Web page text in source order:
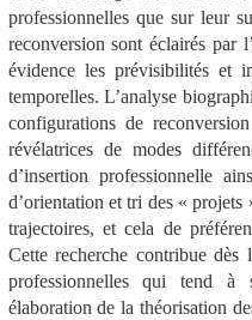
professionnelles que sur leur
reconversion sont éclairés par
évidence les prévisibilités et
temporelles. L’analyse
configurations de
révélatrices de modes
d’insertion professionnelle
d’orientation et tri des «
trajectoires, et cela de
Cette recherche contribue
professionnelles qui tend à
élaboration de la théorisation